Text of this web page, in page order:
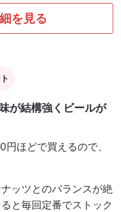
を見る
が結構強くビールが
ほどで買えるので、
ッツとのバランスが絶
と毎回定番でストック